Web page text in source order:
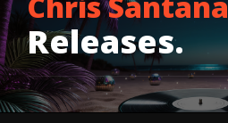
Releases.